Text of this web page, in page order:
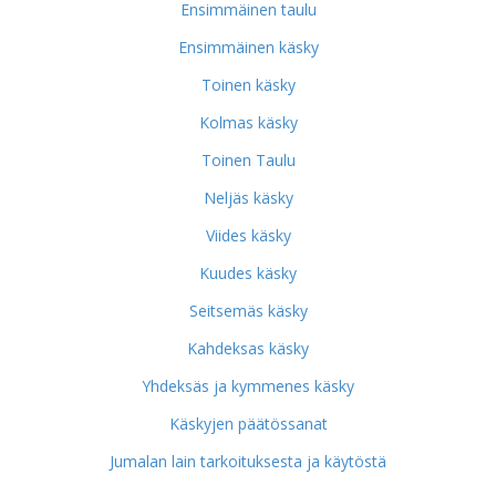
Ensimmäinen taulu
Ensimmäinen käsky
Toinen käsky
Kolmas käsky
Toinen Taulu
Neljäs käsky
Viides käsky
Kuudes käsky
Seitsemäs käsky
Kahdeksas käsky
Yhdeksäs ja kymmenes käsky
Käskyjen päätössanat
Jumalan lain tarkoituksesta ja käytöstä